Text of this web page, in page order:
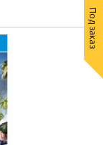
Под заказ